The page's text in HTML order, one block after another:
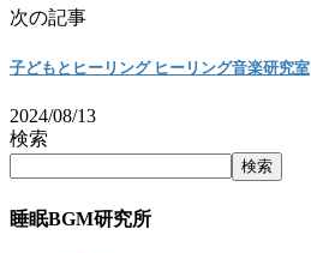
次の記事
子どもとヒーリング ヒーリング音楽研究室
2024/08/13
検索
検索
睡眠BGM研究所